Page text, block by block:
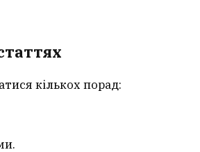
кількох порад: